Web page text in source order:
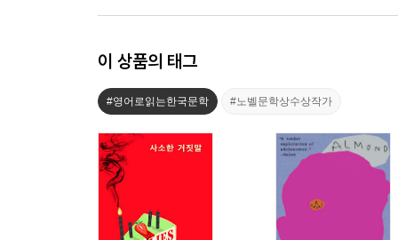
이 상품의 태그
#영어로읽는한국문학 #노벨문학상수상작가